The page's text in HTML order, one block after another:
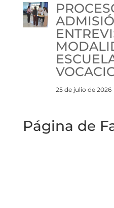
25 de julio de 2026
Página de